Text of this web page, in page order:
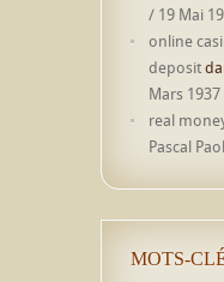
/ 19 Mai
online
deposit
Mars 1937
real
Pascal
MOTS-